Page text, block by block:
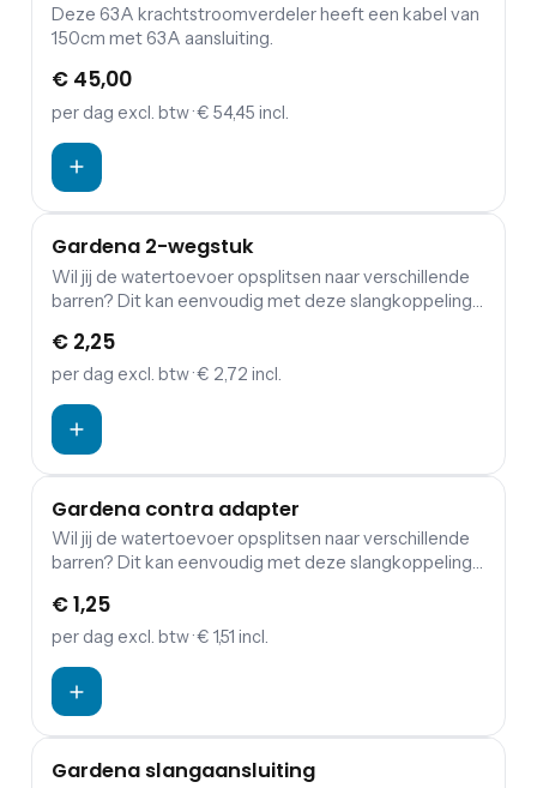
Deze 63A krachtstroomverdeler heeft een kabel van
150cm met 63A aansluiting.
€ 45,00
per dag excl. btw· € 54,45 incl.
Gardena 2-wegstuk
Wil jij de watertoevoer opsplitsen naar verschillende
barren? Dit kan eenvoudig met deze slangkoppeling
€ 2,25
per dag excl. btw· € 2,72 incl.
Gardena contra adapter
Wil jij de watertoevoer opsplitsen naar verschillende
barren? Dit kan eenvoudig met deze slangkoppeling
€ 1,25
per dag excl. btw· € 1,51 incl.
Gardena slangaansluiting